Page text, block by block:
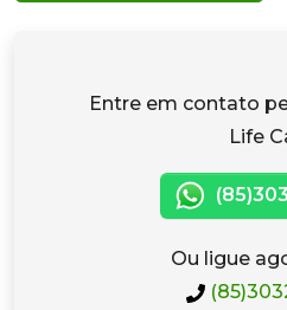
Entre em contato
Life
Ou ligue